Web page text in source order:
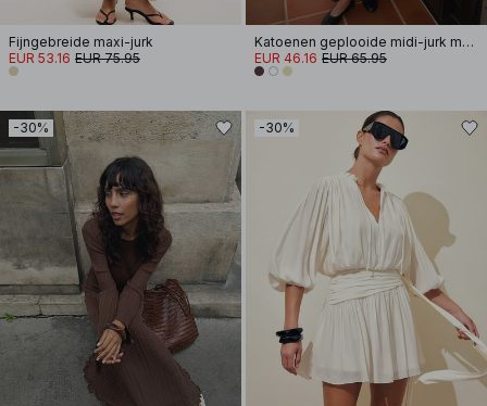
Fijngebreide maxi-jurk
EUR 53.16 EUR 75.95
Katoenen geplooide midi-jurk met korte mouwen
EUR 46.16 EUR 65.95
-30% -30%